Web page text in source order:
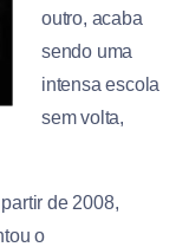
outro, acaba
sendo uma
intensa escola
sem volta,
de 2008,
o